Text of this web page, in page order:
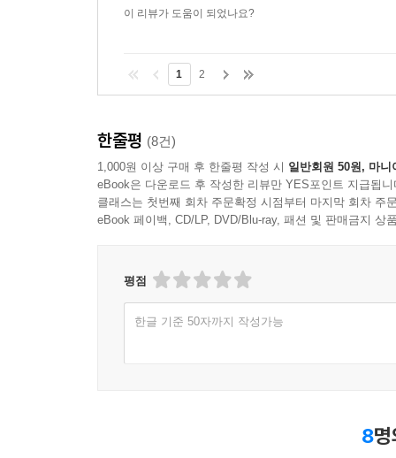
이 리뷰가 도움이 되었나요?
1 2
한줄평 (8건)
1,000원 이상 구매 후 한줄평 작성 시 일반회원 50원, 마니
eBook은 다운로드 후 작성한 리뷰만 YES포인트 지급됩니
클래스는 첫번째 회차 주문확정 시점부터 마지막 회차 주
eBook 페이백, CD/LP, DVD/Blu-ray, 패션 및 판매금지 상
평점
한글 기준 50자까지 작성가능
8